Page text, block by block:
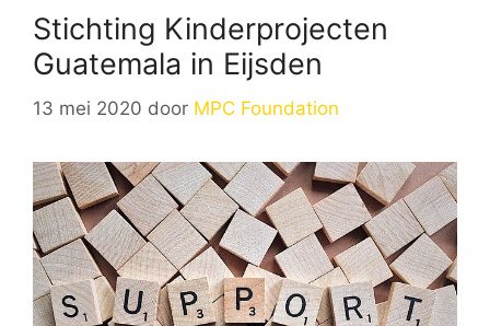
Stichting Kinderprojecten
Guatemala in Eijsden
13 mei 2020 door MPC Foundation